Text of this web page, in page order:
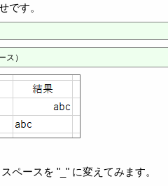
です。
ペースを "_" に変えてみます。